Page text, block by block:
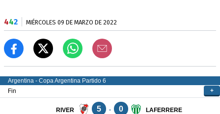
442 MIÉRCOLES 09 DE MARZO DE 2022